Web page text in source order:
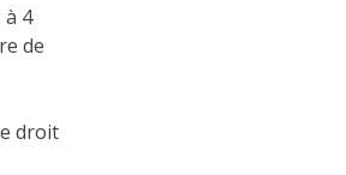
à 4
de
droit